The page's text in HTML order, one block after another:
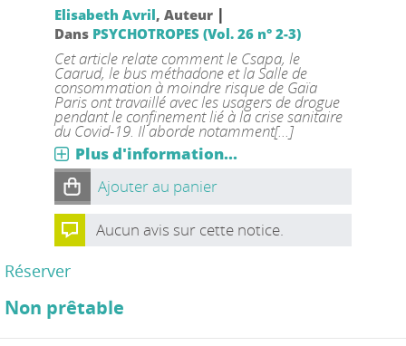
Elisabeth Avril, Auteur |
Dans PSYCHOTROPES (Vol. 26 n° 2-3)
Cet article relate comment le Csapa, le
Caarud, le bus méthadone et la Salle de
consommation à moindre risque de Gaïa
Paris ont travaillé avec les usagers de drogue
pendant le confinement lié à la crise sanitaire
du Covid-19. Il aborde notamment[...]
Plus d'information...
Ajouter au panier
Aucun avis sur cette notice.
Réserver
Non prêtable